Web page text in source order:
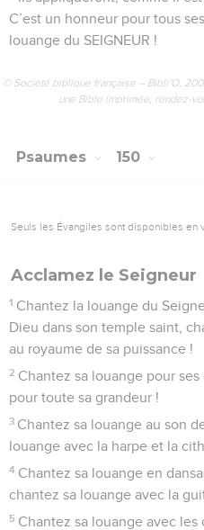
C’est un honneur pour tous
louange du SEIGNEUR !
© Société biblique française – Bibli’O,
une Bible imprimée, rendez-
Psaumes 150
Seuls les Évangiles sont disponibles en
Acclamez le Seigneur
1 Chantez la louange du
Dieu dans son temple saint,
au royaume de sa puissance !
2 Chantez sa louange pour
pour toute sa grandeur !
3 Chantez sa louange au son
louange avec la harpe et la
4 Chantez sa louange en
chantez sa louange avec la
5 Chantez sa louange avec